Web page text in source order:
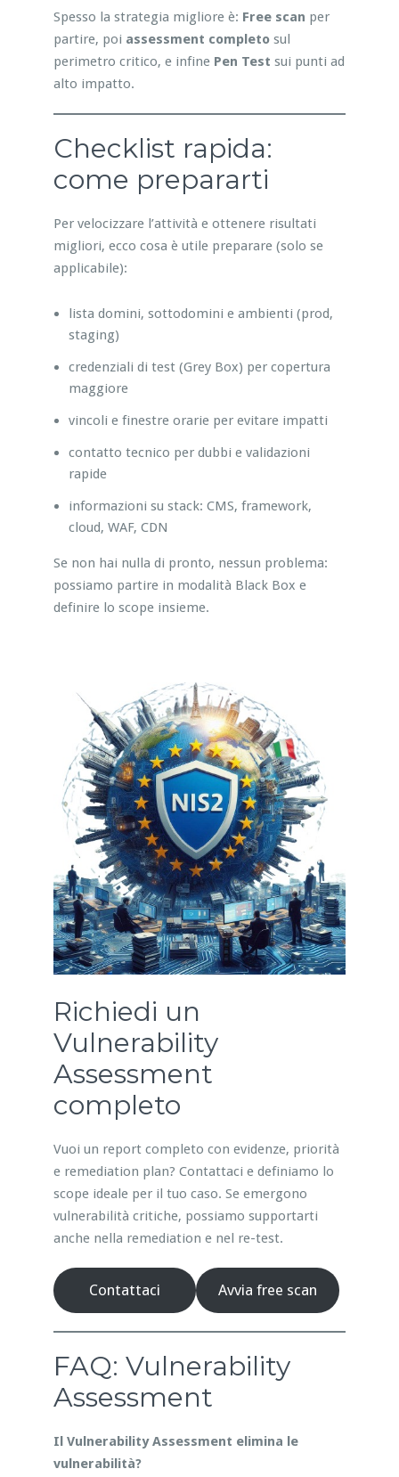
Spesso la strategia migliore è: Free scan per
partire, poi assessment completosul
perimetro critico, e infine Pen Test sui punti ad
alto impatto.
Checklist rapida:
come prepararti
Per velocizzare l’attività e ottenere risultati
migliori, ecco cosa è utile preparare (solo se
applicabile):
lista domini, sottodomini e ambienti (prod,
staging)
credenziali di test (Grey Box) per copertura
maggiore
vincoli e finestre orarie per evitare impatti
contatto tecnico per dubbi e validazioni
rapide
informazioni su stack: CMS, framework,
cloud, WAF, CDN
Se non hai nulla di pronto, nessun problema:
possiamo partire in modalità Black Box e
definire lo scope insieme.
Richiedi un
Vulnerability
Assessment
completo
Vuoi un report completo con evidenze, priorità
e remediation plan? Contattaci e definiamo lo
scope ideale per il tuo caso. Se emergono
vulnerabilità critiche, possiamo supportarti
anche nella remediation e nel re-test.
Contattaci Avvia free scan
FAQ: Vulnerability
Assessment
Il Vulnerability Assessment elimina le
vulnerabilità?